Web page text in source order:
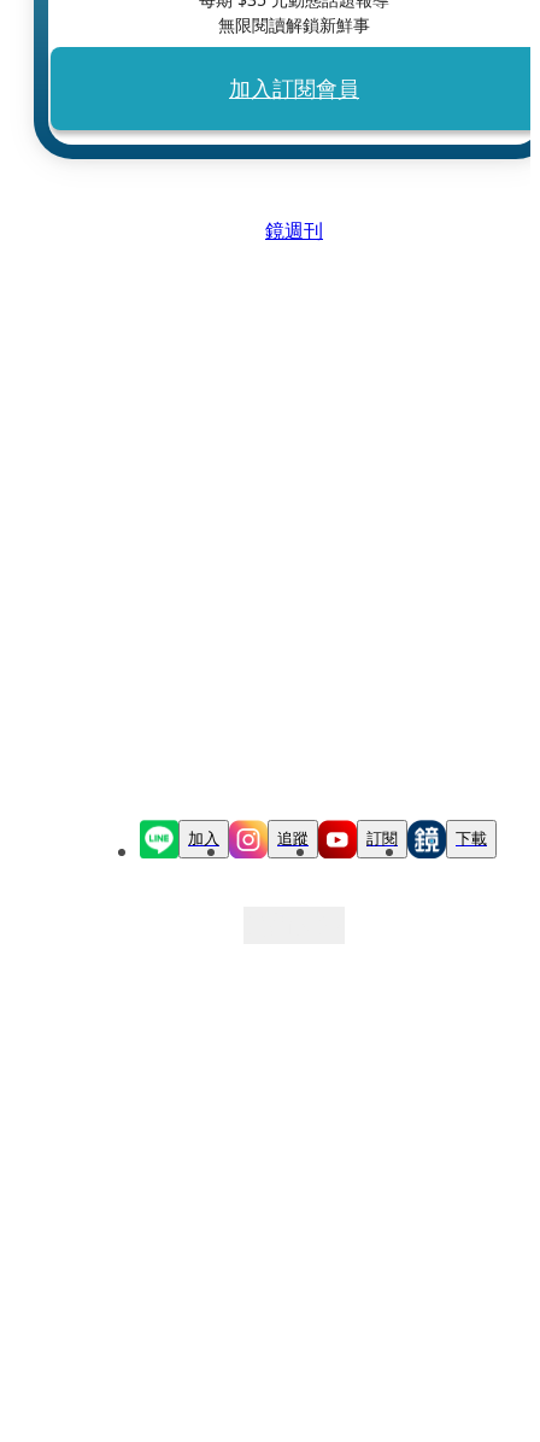
無限閱讀解鎖新鮮事
加入訂閱會員
鏡週刊
加入 追蹤 訂閱 下載